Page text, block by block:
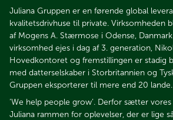
Juliana Gruppen er en førende global
kvalitetsdrivhuse til private. Virksomheden
af Mogens A. Stærmose i Odense,
virksomhed ejes i dag af 3. generation,
Hovedkontoret og fremstillingen er stadig
med datterselskaber i Storbritannien og
Gruppen eksporterer til mere end 20 lande.
’We help people grow’. Derfor sætter
Juliana rammen for oplevelser, der er lige